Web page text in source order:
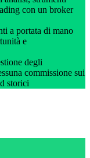
con un broker
a portata di mano
e
degli
commissione sui
storici